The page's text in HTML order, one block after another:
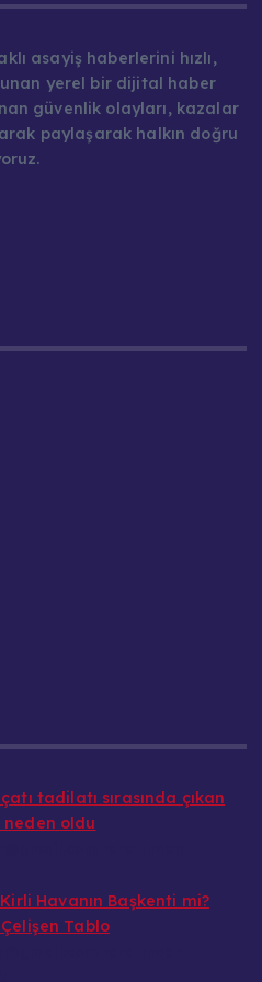
asayiş haberlerini hızlı,
yerel bir dijital haber
güvenlik olayları, kazalar
paylaşarak halkın doğru
tadilatı sırasında çıkan
neden oldu
Havanın Başkenti mi?
Tablo